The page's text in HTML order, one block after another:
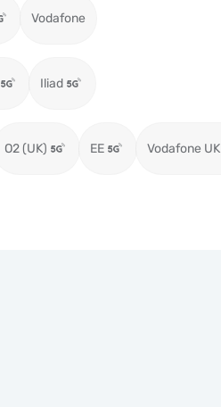
Vodafone
Iliad
O2 (UK) EE Vodafone UK